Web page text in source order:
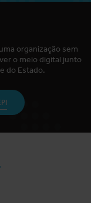
organização sem
o meio digital junto
do Estado.